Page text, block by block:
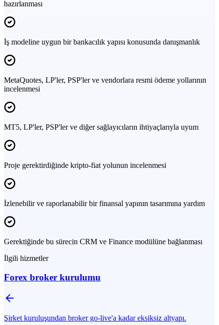
hazırlanması
İş modeline uygun bir bankacılık yapısı konusunda danışmanlık
MetaQuotes, LP'ler, PSP'ler ve vendorlara resmi ödeme yollarının
incelenmesi
MT5, LP'ler, PSP'ler ve diğer sağlayıcıların ihtiyaçlarıyla uyum
Proje gerektirdiğinde kripto-fiat yolunun incelenmesi
İzlenebilir ve raporlanabilir bir finansal yapının tasarımına yardım
Gerektiğinde bu sürecin CRM ve Finance modülüne bağlanması
İlgili hizmetler
Forex broker kurulumu
Şirket kuruluşundan broker go-live'a kadar eksiksiz altyapı.